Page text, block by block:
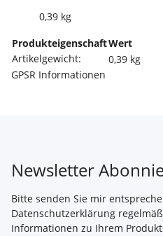
0,39 kg
ProdukteigenschaftWert
Artikelgewicht:
0,39 kg
GPSR Informationen
Newsletter
Bitte senden Sie mir
Datenschutzerklärung
Informationen zu Ihrem